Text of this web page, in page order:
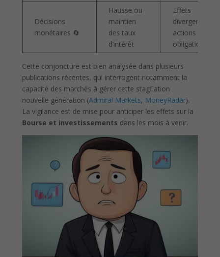
Décisions
monétaires 🔄
Hausse ou
maintien
des taux
d’intérêt
Effets
divergents sur
actions et
obligations
Cette conjoncture est bien analysée dans plusieurs
publications récentes, qui interrogent notamment la
capacité des marchés à gérer cette stagflation
nouvelle génération (Admiral Markets, MoneyRadar).
La vigilance est de mise pour anticiper les effets sur la
Bourse et investissements dans les mois à venir.